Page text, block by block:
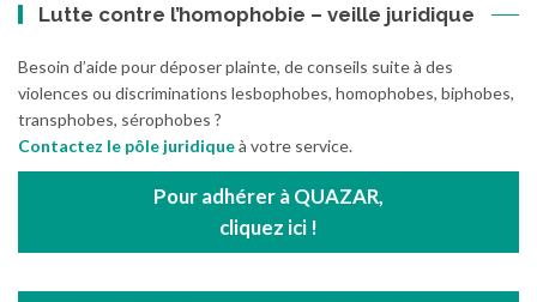
Lutte contre l’homophobie – veille juridique
Besoin d’aide pour déposer plainte, de conseils suite à des
violences ou discriminations lesbophobes, homophobes, biphobes,
transphobes, sérophobes ?
Contactez le pôle juridiqueà votre service.
Pour adhérer à QUAZAR,
cliquez ici !